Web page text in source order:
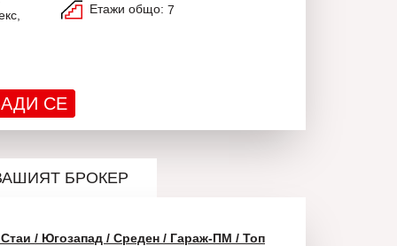
Етажи общо: 7
СЕ
БРОКЕР
/ Югозапад / Среден / Гараж-ПМ / Топ